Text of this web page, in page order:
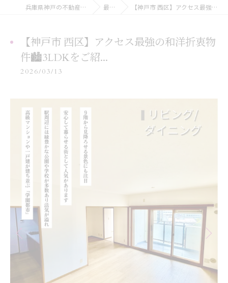
兵庫県神戸の不動産ならHoverland株式会社 最新情報 【神戸市 西区】アクセス最強の和洋折衷物件🏙️3LDKをご紹...
【神戸市 西区】アクセス最強の和洋折衷物
件🏙️3LDKをご紹...
2026/03/13